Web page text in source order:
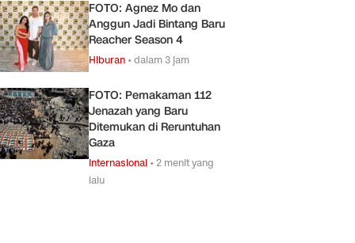
FOTO: Agnez Mo dan
Anggun Jadi Bintang Baru
Reacher Season 4
Hiburan •dalam 3 jam
FOTO: Pemakaman 112
Jenazah yang Baru
Ditemukan di Reruntuhan
Gaza
Internasional •2 menit yang
lalu